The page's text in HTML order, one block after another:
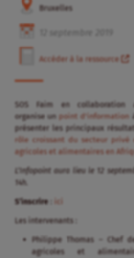
Bruxelles
Accéder à la ressource
SOS Faim en collaboration
organise un point d’information
présenter les principaux
rôle croissant du secteur privé
agricoles et alimentaires en
L’Infopoint aura lieu le 12
14h.
S’inscrire ici
Les intervenants :
Philippe Thomas – Chef
agricoles et